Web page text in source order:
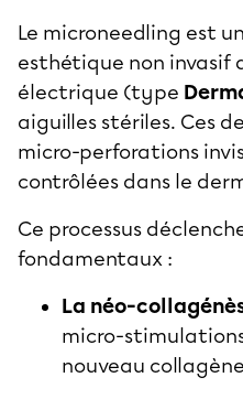
Le microneedling est
esthétique non invasif
électrique (type
aiguilles stériles. Ces
micro-perforations
contrôlées dans le
Ce processus
fondamentaux :
La néo-
micro-
nouveau